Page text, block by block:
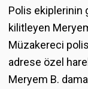
Polis ekiplerinin
kilitleyen
Müzakereci
adrese özel
Meryem B.